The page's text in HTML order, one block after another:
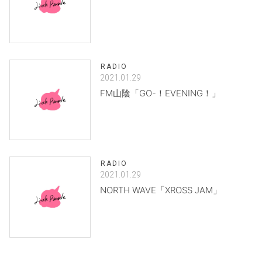
RADIO
2021.01.29
FM山陰「GO-！EVENING！」
RADIO
2021.01.29
NORTH WAVE「XROSS JAM」